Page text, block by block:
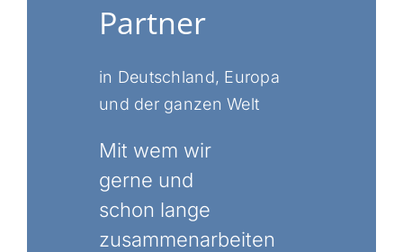
Partner
in Deutschland, Europa
und der ganzen Welt
Mit wem wir
gerne und
schon lange
zusammenarbeiten